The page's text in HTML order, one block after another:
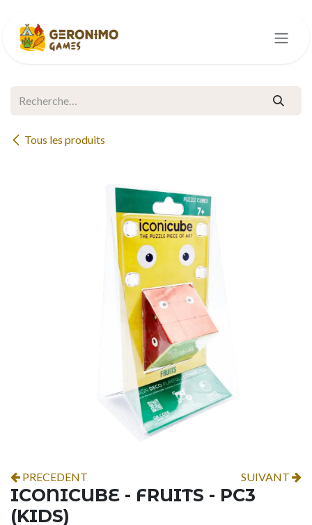
Tous les produits
PRECEDENT SUIVANT
ICONICUBE - FRUITS - PC3
(KIDS)